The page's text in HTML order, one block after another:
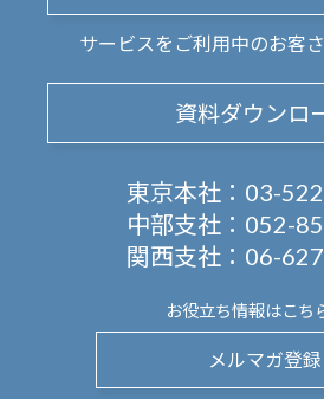
サービスをご利用中のお客
資料ダウンロ
東京本社： 03-
中部支社： 052-
関西支社： 06-
お役立ち情報はこち
メルマガ登録